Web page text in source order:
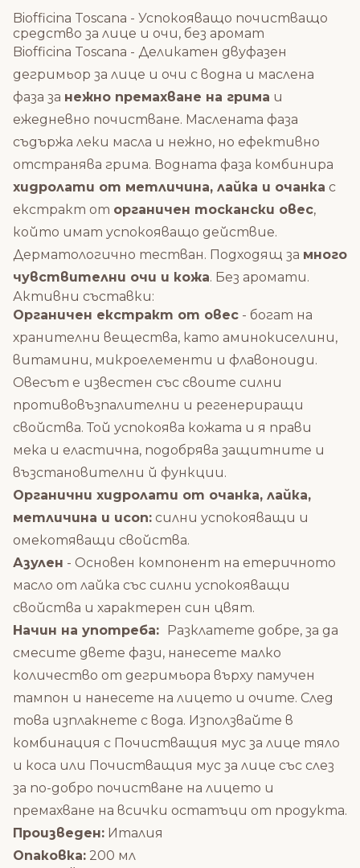
Biofficina Toscana - Успокояващo почистващo
средство за лице и очи, без аромат
Biofficina Toscana - Деликатен двуфазен
дегримьор за лице и очи с водна и маслена
фаза за нежно премахване на грима и
ежедневно почистване. Маслената фаза
съдържа леки масла и нежно, но ефективно
отстранява грима. Водната фаза комбинира
хидролати от метличина, лайка и очанка с
екстракт от органичен тоскански овес,
който имат успокояващо действие.
Дерматологично тестван. Подходящ за много
чувствителни очи и кожа. Без аромати.
Активни съставки:
Органичен екстракт от овес - богат на
хранителни вещества, като аминокиселини,
витамини, микроелементи и флавоноиди.
Овесът е известен със своите силни
противовъзпалителни и регенериращи
свойства. Той успокоява кожата и я прави
мека и еластична, подобрява защитните и
възстановителни й функции.
Органични хидролати от очанка, лайка,
метличина и исоп: силни успокояващи и
омекотяващи свойства.
Азулен - Основен компонент на етеричното
масло от лайка със силни успокояващи
свойства и характерен син цвят.
Начин на употреба: Разклатете добре, за да
смесите двете фази, нанесете малко
количество от дегримьора върху памучен
тампон и нанесете на лицето и очите. След
това изплакнете с вода. Използвайте в
комбинация с Почистващия мус за лице тяло
и коса или Почистващия мус за лице със слез
за по-добро почистване на лицето и
премахване на всички остатъци от продукта.
Произведен: Италия
Опаковка: 200 мл